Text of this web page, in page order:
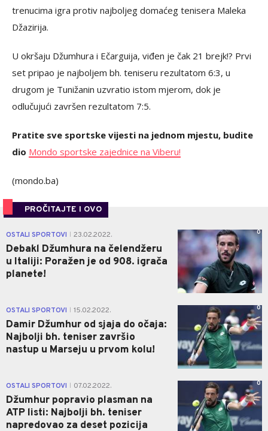
trenucima igra protiv najboljeg domaćeg tenisera Maleka
Džazirija.
U okršaju Džumhura i Ečarguija, viđen je čak 21 brejk!? Prvi
set pripao je najboljem bh. teniseru rezultatom 6:3, u
drugom je Tunižanin uzvratio istom mjerom, dok je
odlučujući završen rezultatom 7:5.
Pratite sve sportske vijesti na jednom mjestu, budite
dio Mondo sportske zajednice na Viberu!
(mondo.ba)
PROČITAJTE I OVO
OSTALI SPORTOVI 23.02.2022.
Debakl Džumhura na čelendžeru
u Italiji: Poražen je od 908. igrača
planete!
0
OSTALI SPORTOVI 15.02.2022.
Damir Džumhur od sjaja do očaja:
Najbolji bh. teniser završio
nastup u Marseju u prvom kolu!
0
OSTALI SPORTOVI 07.02.2022.
Džumhur popravio plasman na
ATP listi: Najbolji bh. teniser
napredovao za deset pozicija
0